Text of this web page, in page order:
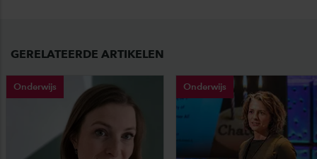
GERELATEERDE ARTIKELEN
Onderwijs Onderwijs